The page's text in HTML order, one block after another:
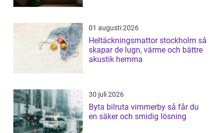
01 augusti 2026
Heltäckningsmattor stockholm så
skapar de lugn, värme och bättre
akustik hemma
30 juli 2026
Byta bilruta vimmerby så får du
en säker och smidig lösning